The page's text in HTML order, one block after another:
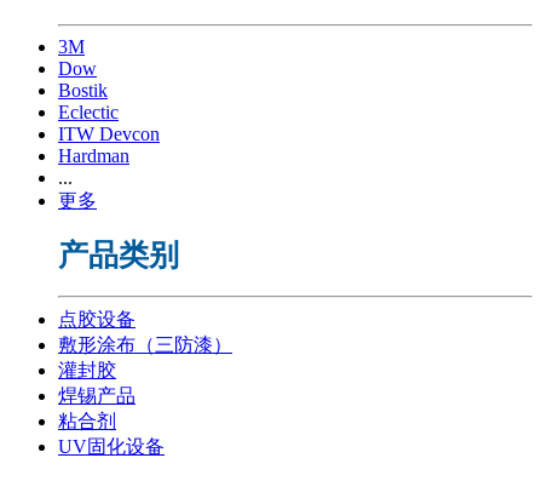
3M
Dow
Bostik
Eclectic
ITW Devcon
Hardman
...
更多
产品类别
点胶设备
敷形涂布（三防漆）
灌封胶
焊锡产品
粘合剂
UV固化设备